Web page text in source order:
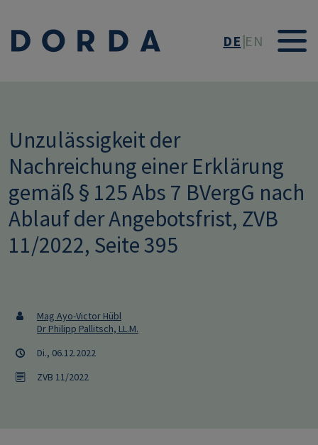
DE EN
Unzulässigkeit der
Nachreichung einer Erklärung
gemäß § 125 Abs 7 BVergG nach
Ablauf der Angebotsfrist, ZVB
11/2022, Seite 395
Mag Ayo-Victor Hübl
Dr Philipp Pallitsch, LL.M.
Di., 06.12.2022
ZVB 11/2022